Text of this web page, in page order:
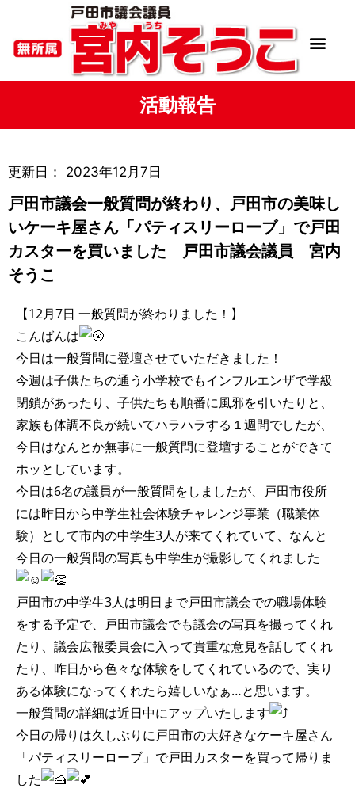
活動報告
更新日： 2023年12月7日
戸田市議会一般質問が終わり、戸田市の美味し
いケーキ屋さん「パティスリーローブ」で戸田
カスターを買いました 戸田市議会議員 宮内
そうこ
【12月7日 一般質問が終わりました！】
こんばんは
今日は一般質問に登壇させていただきました！
今週は子供たちの通う小学校でもインフルエンザで学級
閉鎖があったり、子供たちも順番に風邪を引いたりと、
家族も体調不良が続いてハラハラする１週間でしたが、
今日はなんとか無事に一般質問に登壇することができて
ホッとしています。
今日は6名の議員が一般質問をしましたが、戸田市役所
には昨日から中学生社会体験チャレンジ事業（職業体
験）として市内の中学生3人が来てくれていて、なんと
今日の一般質問の写真も中学生が撮影してくれました
戸田市の中学生3人は明日まで戸田市議会での職場体験
をする予定で、戸田市議会でも議会の写真を撮ってくれ
たり、議会広報委員会に入って貴重な意見を話してくれ
たり、昨日から色々な体験をしてくれているので、実り
ある体験になってくれたら嬉しいなぁ…と思います。
一般質問の詳細は近日中にアップいたします
今日の帰りは久しぶりに戸田市の大好きなケーキ屋さん
「パティスリーローブ」で戸田カスターを買って帰りま
した